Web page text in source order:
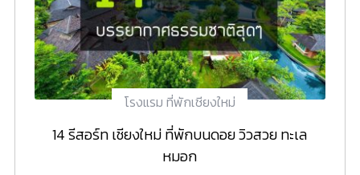
โรงแรม ที่พักเชียงใหม่
14 รีสอร์ท เชียงใหม่ ที่พักบนดอย วิวสวย ทะเล
หมอก